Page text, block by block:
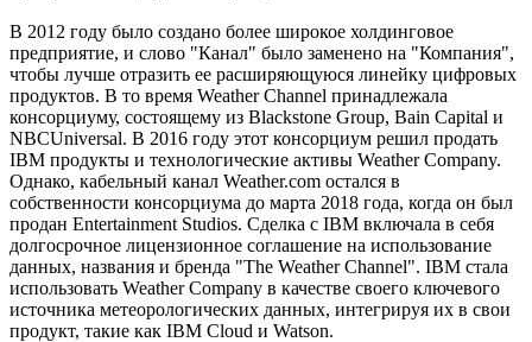
В 2012 году было создано более широкое холдинговое
предприятие, и слово "Канал" было заменено на "Компания",
чтобы лучше отразить ее расширяющуюся линейку цифровых
продуктов. В то время Weather Channel принадлежала
консорциуму, состоящему из Blackstone Group, Bain Capital и
NBCUniversal. В 2016 году этот консорциум решил продать
IBM продукты и технологические активы Weather Company.
Однако, кабельный канал Weather.com остался в
собственности консорциума до марта 2018 года, когда он был
продан Entertainment Studios. Сделка с IBM включала в себя
долгосрочное лицензионное соглашение на использование
данных, названия и бренда "The Weather Channel". IBM стала
использовать Weather Company в качестве своего ключевого
источника метеорологических данных, интегрируя их в свои
продукт, такие как IBM Cloud и Watson.